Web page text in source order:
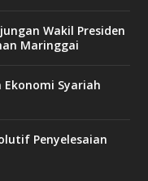
Wakil Presiden
Maringgai
Ekonomi Syariah
Penyelesaian